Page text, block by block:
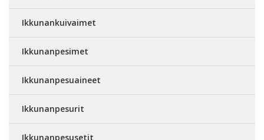
Ikkunankuivaimet
Ikkunanpesimet
Ikkunanpesuaineet
Ikkunanpesurit
Ikkunanpesusetit